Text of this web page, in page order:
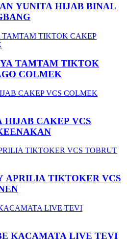
YUNITA HIJAB BINAL
TAMTAM TIKTOK
COLMEK
CAKEP VCS
APRILIA TIKTOKER VCS
KACAMATA LIVE TEVI